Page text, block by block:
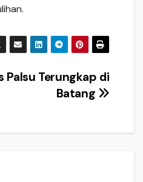
Palsu Terungkap di
Batang